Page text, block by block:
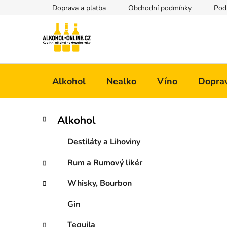
Doprava a platba Obchodní podmínky
Alkohol Nealko Víno
P
r
a
í
Přeskočit
kategorie
K
a
g
o
r
Alkohol
Destiláty a Lihoviny
Rum a Rumový likér
Whisky, Bourbon
Gin